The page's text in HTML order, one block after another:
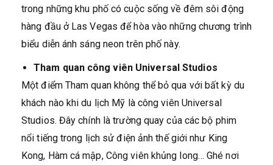
trong những khu phố có cuộc sống về đêm sôi động
hàng đầu ở Las Vegas để hòa vào những chương trình
biểu diễn ánh sáng neon trên phố này.
Tham quan công viên Universal Studios
Một điểm Tham quan không thể bỏ qua với bất kỳ du
khách nào khi du lịch Mỹ là công viên Universal
Studios. Đây chính là trường quay của các bộ phim
nổi tiếng trong lịch sử điện ảnh thế giới như King
Kong, Hàm cá mập, Công viên khủng long… Ghé nơi